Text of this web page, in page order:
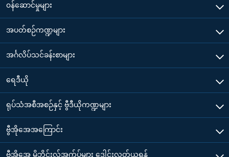
၀န်ဆောင်မှုများ
အပတ်စဉ်ကဏ္ဍများ
အင်္ဂလိပ်သင်ခန်းစာများ
ရေဒီယို
ရုပ်သံအစီအစဉ်နှင့် ဗွီဒီယိုကဏ္ဍများ
ဗွီအိုအေအကြောင်း
ဗွီအိုအေ မိုဘိုင်းလ်အက်ပ်များ ဒေါင်းလုတ်ယူရန်